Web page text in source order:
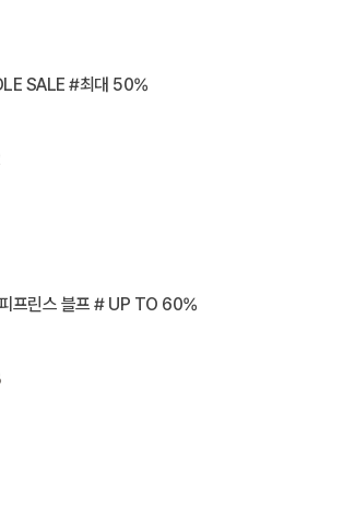
SALE #최대 50%
프린스 블프 # UP TO 60%